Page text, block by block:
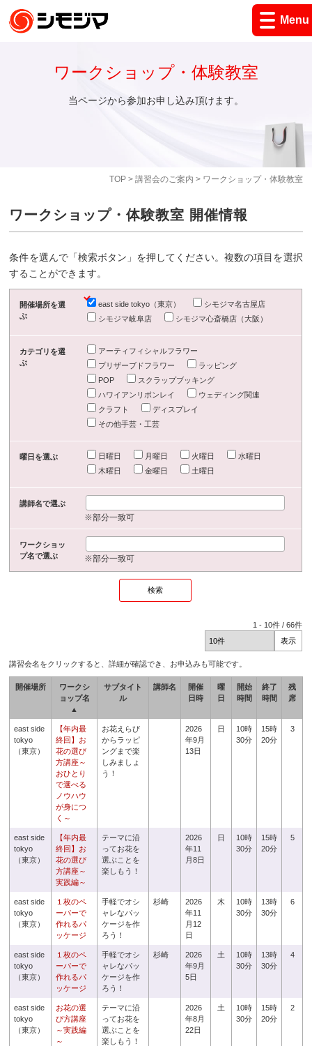
Menu
TOP> 講習会のご案内 > ワークショップ・体験教室
ワークショップ・体験教室
当ページから参加お申し込み頂けます。
ワークショップ・体験教室 開催情報
条件を選んで「検索ボタン」を押してください。複数の項目を選択
することができます。
開催場所を選
ぶ
east side tokyo（東京）
シモジマ名古屋店
シモジマ岐阜店
シモジマ心斎橋店（大阪）
カテゴリを選
ぶ
アーティフィシャルフラワー
プリザーブドフラワー
ラッピング
POP
スクラップブッキング
ハワイアンリボンレイ
ウェディング関連
クラフト
ディスプレイ
その他手芸・工芸
曜日を選ぶ 日曜日 月曜日 火曜日
水曜日
木曜日
金曜日 土曜日
講師名で選ぶ
※部分一致可
ワークショッ
プ名で選ぶ
※部分一致可
1 - 10件 /66件
講習会名をクリックすると、詳細が確認でき、お申込みも可能です。
開催場所
ワークシ
ョップ名
▲
サブタイト
ル
講師名
開催
日時
曜
日
開始
時間
終了
時間
残
席
east side
tokyo
（東京）
【年内最
終回】お
花の選び
方講座～
おひとり
で選べる
ノウハウ
が身につ
く～
お花えらび
からラッピ
ングまで楽
しみましょ
う！
2026
年9月
13日
日
10時
30分
15時
20分
3
east side
tokyo
（東京）
【年内最
終回】お
花の選び
方講座～
実践編～
テーマに沿
ってお花を
選ぶことを
楽しもう！
2026
年11
月8日
日
10時
30分
15時
20分
5
east side
tokyo
（東京）
１枚のペ
ーパーで
作れるパ
ッケージ
手軽でオシ
ャレなパッ
ケージを作
ろう！
杉崎
2026
年11
月12
日
木
10時
30分
13時
30分
6
east side
tokyo
（東京）
１枚のペ
ーパーで
作れるパ
ッケージ
手軽でオシ
ャレなパッ
ケージを作
ろう！
杉崎
2026
年9月
5日
土
10時
30分
13時
30分
4
east side
tokyo
（東京）
お花の選
び方講座
～実践編
～
テーマに沿
ってお花を
選ぶことを
楽しもう！
2026
年8月
22日
土
10時
30分
15時
20分
2